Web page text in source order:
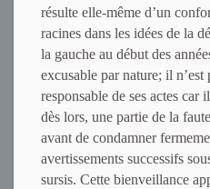
résulte elle-même d’un
racines dans les idées de la
la gauche au début des
excusable par nature; il n’est
responsable de ses actes car
dès lors, une partie de la
avant de condamner
avertissements successifs
sursis. Cette bienveillance